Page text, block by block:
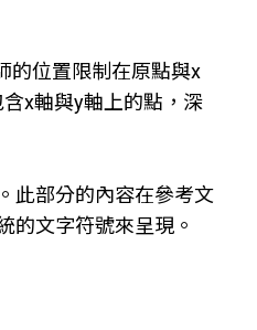
的位置限制在原點與x
x軸與y軸上的點，深
此部分的內容在參考文
的文字符號來呈現。